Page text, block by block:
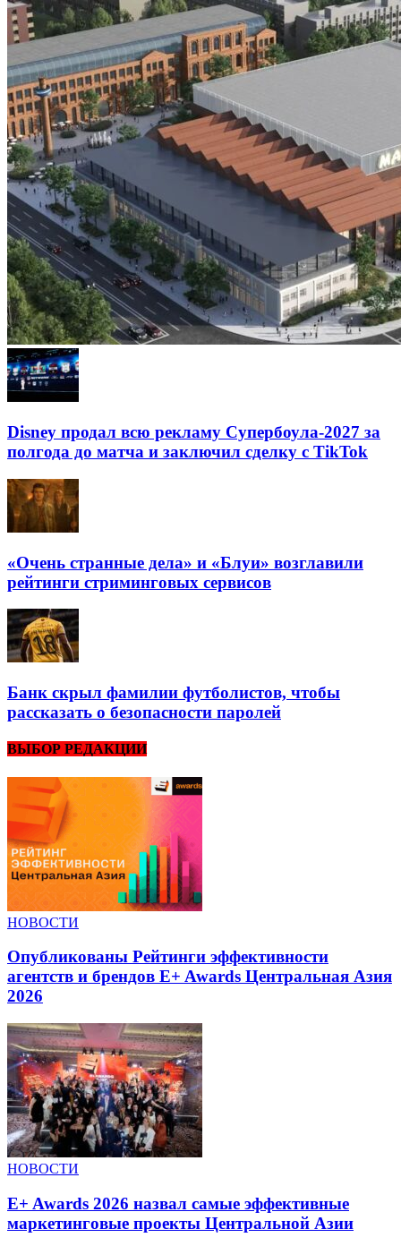
Disney продал всю рекламу Супербоула-2027 за
полгода до матча и заключил сделку с TikTok
«Очень странные дела» и «Блуи» возглавили
рейтинги стриминговых сервисов
Банк скрыл фамилии футболистов, чтобы
рассказать о безопасности паролей
ВЫБОР РЕДАКЦИИ
НОВОСТИ
Опубликованы Рейтинги эффективности
агентств и брендов E+ Awards Центральная Азия
2026
НОВОСТИ
E+ Awards 2026 назвал самые эффективные
маркетинговые проекты Центральной Азии